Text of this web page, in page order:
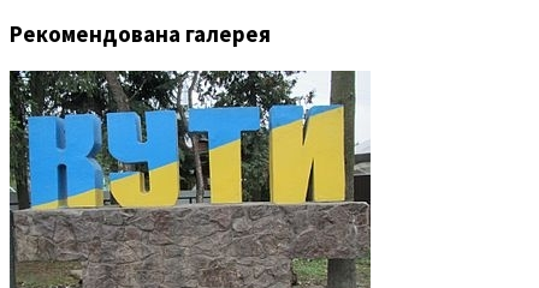
Рекомендована галерея